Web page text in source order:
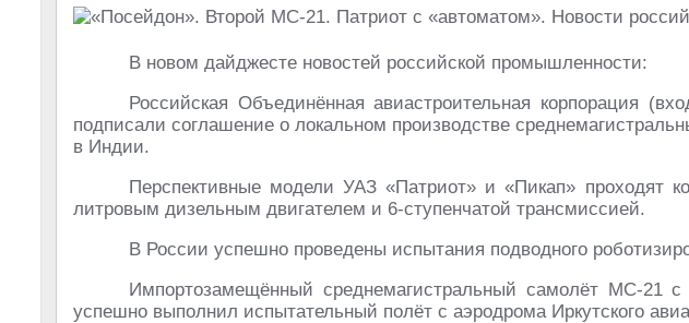
В новом дайджесте новостей российской промышленности:
Российская Объединённая авиастроительная корпорация
подписали соглашение о локальном производстве
в Индии.
Перспективные модели УАЗ «Патриот» и «Пикап» проходят
литровым дизельным двигателем и 6-ступенчатой трансмиссией.
В России успешно проведены испытания подводного
Импортозамещённый среднемагистральный самолёт МС-21
успешно выполнил испытательный полёт с аэродрома Иркутского